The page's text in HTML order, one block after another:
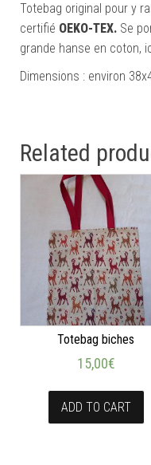
Totebag original pour y
certifié OEKO-TEX. Se
grande hanse en coton,
Dimensions : environ
Related
Totebag biches
15,00€
ADD TO CART